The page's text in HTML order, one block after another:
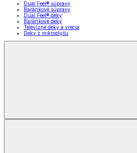
Dual Feel® súpravy
Baránkové súpravy
Dual Feel® deky
Baránkové deky
Televízne deky a vrecia
Deky z mikroplyšu